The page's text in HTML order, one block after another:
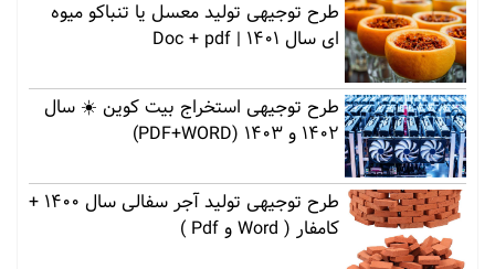
طرح توجیهی تولید معسل یا تنباکو میوه
ای سال 1401 | Doc + pdf
طرح توجیهی استخراج بیت کوین ☀️ سال
1402 و 1403 (PDF+WORD)
طرح توجیهی تولید آجر سفالی سال 1400 +
کامفار ( Word و Pdf )